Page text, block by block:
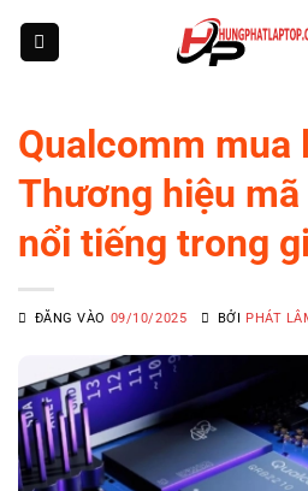
Qualcomm mua
Thương hiệu
nổi tiếng trong
ĐĂNG VÀO 09/10/2025 BỞI PHÁT